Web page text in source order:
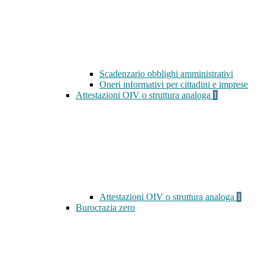
Scadenzario obblighi amministrativi
Oneri informativi per cittadini e imprese
Attestazioni OIV o struttura analoga 1
Attestazioni OIV o struttura analoga 1
Burocrazia zero